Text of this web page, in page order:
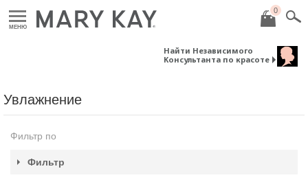
МЕНЮ
0
Найти Независимого
Консультанта по красоте
Увлажнение
Фильтр по
Фильтр